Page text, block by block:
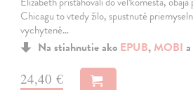
Chicagu to vtedy žilo, spustnuté
vychytené…
Na stiahnutie ako EPUB, MOBI a
24,40 €